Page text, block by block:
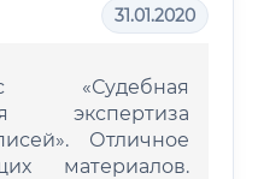
31.01.2020
«Судебная
экспертиза
Отличное
материалов.